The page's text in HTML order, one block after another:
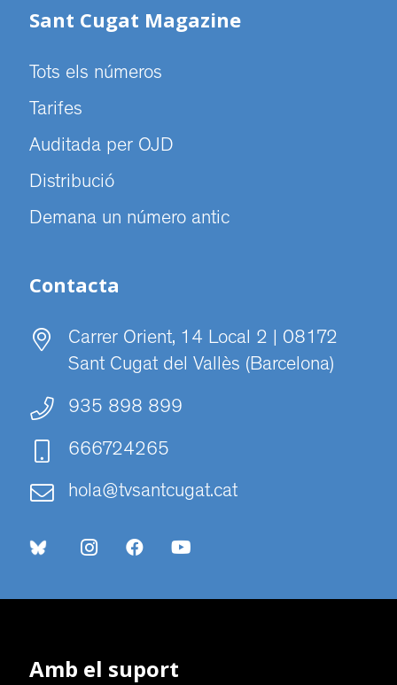
Sant Cugat Magazine
Tots els números
Tarifes
Auditada per OJD
Distribució
Demana un número antic
Contacta
Carrer Orient, 14 Local 2 | 08172
Sant Cugat del Vallès (Barcelona)
935 898 899
666724265
hola@tvsantcugat.cat
Amb el suport